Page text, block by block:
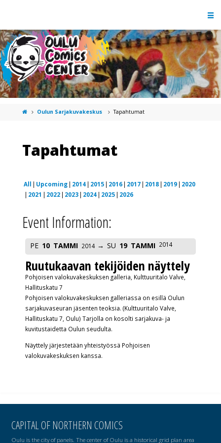
Oulun Sarjakuvakeskus Tapahtumat
Tapahtumat
All Upcoming 2014 2015 2016 2017 2018 2019
2020
2021
2022 2023 2024 2025 2026
Event Information:
PE 10 TAMMI 2014 SU 19 TAMMI 2014
Ruutukaavan tekijöiden näyttely
Pohjoisen valokuvakeskuksen galleria, Kulttuuritalo Valve,
Hallituskatu 7
Pohjoisen valokuvakeskuksen galleriassa on esillä Oulun
sarjakuvaseuran jäsenten teoksia. (Kulttuuritalo Valve,
Hallituskatu 7, Oulu) Tarjolla on kosolti sarjakuva- ja
kuvitustaidetta Oulun seudulta.
Näyttely järjestetään yhteistyössä Pohjoisen
valokuvakeskuksen kanssa.
CAPITAL OF NORTHERN COMICS
Oulu is the city of panels. The center of Oulu is a historical grid plan area